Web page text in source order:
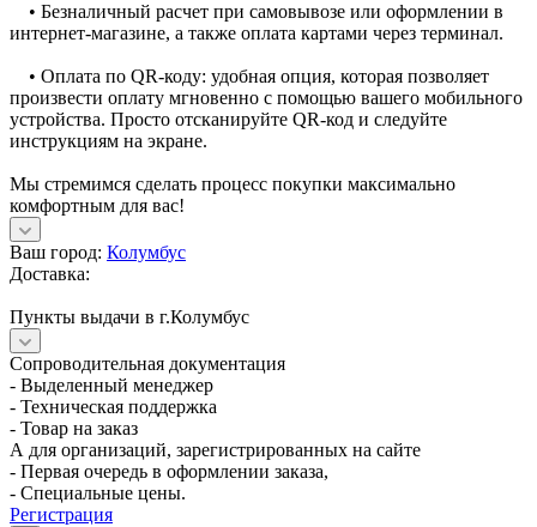
• Безналичный расчет при самовывозе или оформлении в
интернет-магазине, а также оплата картами через терминал.
• Оплата по QR-коду: удобная опция, которая позволяет
произвести оплату мгновенно с помощью вашего мобильного
устройства. Просто отсканируйте QR-код и следуйте
инструкциям на экране.
Мы стремимся сделать процесс покупки максимально
комфортным для вас!
Ваш город: Колумбус
Доставка:
Пункты выдачи в г.Колумбус
Сопроводительная документация
- Выделенный менеджер
- Техническая поддержка
- Товар на заказ
А для организаций, зарегистрированных на сайте
- Первая очередь в оформлении заказа,
- Специальные цены.
Регистрация